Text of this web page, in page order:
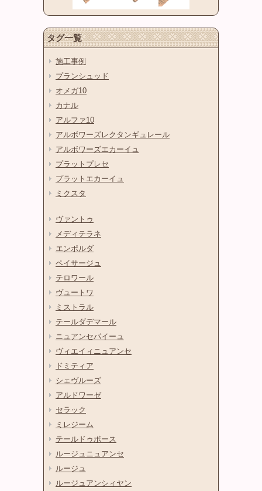
タグ一覧
施工事例
プランシュッド
オメガ10
カナル
アルファ10
アルボワーズレクタンギュレール
アルボワーズエカーイュ
プラットプレセ
プラットエカーイュ
ミクスタ
ヴァントゥ
メディテラネ
エンポルダ
ペイサージュ
テロワール
ヴュートワ
ミストラル
テールダデマール
ニュアンセパイーュ
ヴィエイィニュアンセ
ドミティア
シェヴルーズ
アルドワーゼ
セラック
ミレジーム
テールドゥボース
ルージュニュアンセ
ルージュ
ルージュアンシィヤン